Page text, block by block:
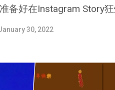
备好在Instagram Story
30, 2022